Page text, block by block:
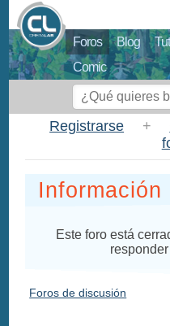
Foros Blog
Comic
Registrarse +
Información
Este foro está
Foros de discusión